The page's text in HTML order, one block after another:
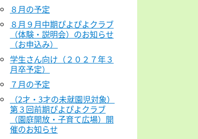
８月の予定
８月９月中期ぴよぴよクラブ
（体験・説明会）のお知らせ
（お申込み）
学生さん向け（２０２７年３
月卒予定）
７月の予定
（2才・3才の未就園児対象）
第３回前期ぴよぴよクラブ
（園庭開放・子育て広場）開
催のお知らせ